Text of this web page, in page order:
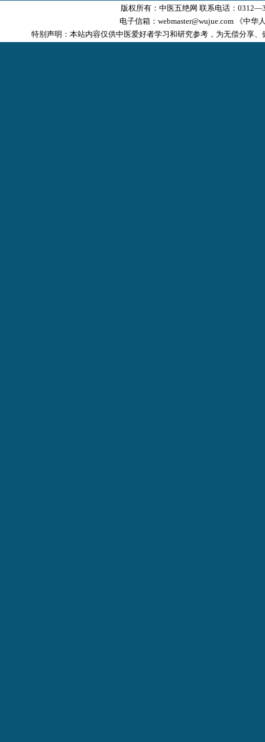
版权所有：中医五绝网 联系电话：
电子信箱： webmaster@wujue.com《中华
特别声明：本站内容仅供中医爱好者学习和研究参考，为无偿分享